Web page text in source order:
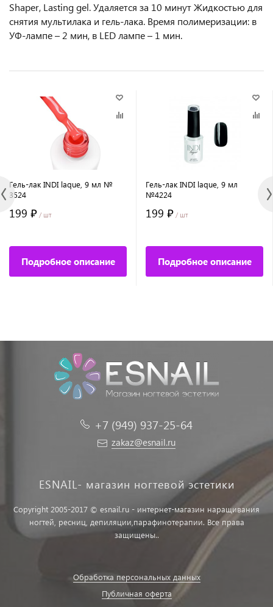
Shaper, Lasting gel. Удаляется за 10 минут Жидкостью для
снятия мультилака и гель-лака. Время полимеризации: в
УФ-лампе – 2 мин, в LED лампе – 1 мин.
Гель-лак INDI laque, 9 мл №
3524
199 ₽ / шт
Подробное описание
Гель-лак INDI laque, 9 мл
№4224
199 ₽ / шт
Подробное описание
+7 (949) 937-25-64
zakaz@esnail.ru
ESNAIL- магазин ногтевой эстетики
Copyright 2005-2017 © esnail.ru - интернет-магазин наращивания
ногтей, ресниц, депиляции,парафинотерапии. Все права
защищены..
Обработка персональных данных
Публичная оферта